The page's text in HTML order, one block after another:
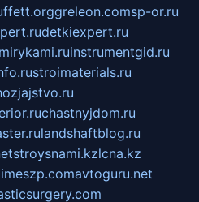
greleon.comsp-or.ru
detkiexpert.ru
instrumentgid.ru
stroimaterials.ru
chastnyjdom.ru
landshaftblog.ru
stroysnami.kzlcna.kz
avtoguru.net